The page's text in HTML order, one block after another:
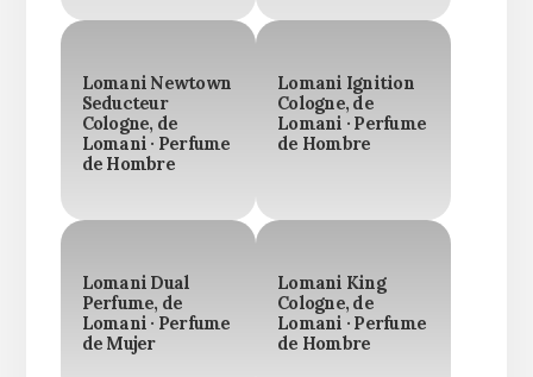
Lomani Newtown
Seducteur
Cologne, de
Lomani · Perfume
de Hombre
Lomani Ignition
Cologne, de
Lomani · Perfume
de Hombre
Lomani Dual
Perfume, de
Lomani · Perfume
de Mujer
Lomani King
Cologne, de
Lomani · Perfume
de Hombre